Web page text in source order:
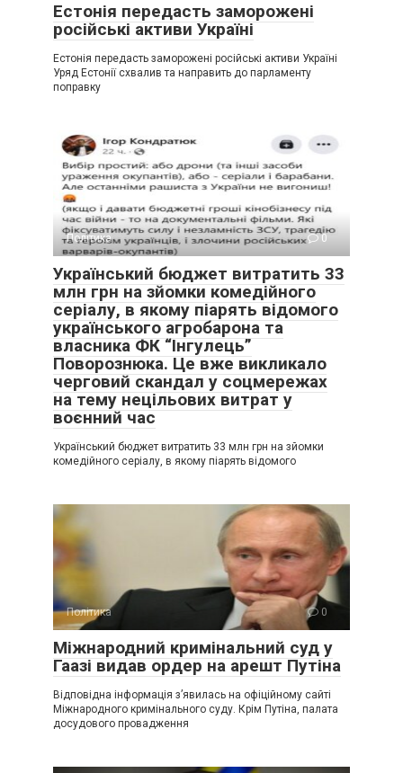
Естонія передасть заморожені
російські активи Україні
Естонія передасть заморожені російські активи Україні
Уряд Естонії схвалив та направить до парламенту
поправку
Політика 0
Український бюджет витратить 33
млн грн на зйомки комедійного
серіалу, в якому піарять відомого
українського агробарона та
власника ФК “Інгулець”
Поворознюка. Це вже викликало
черговий скандал у соцмережах
на тему нецільових витрат у
воєнний час
Український бюджет витратить 33 млн грн на зйомки
комедійного серіалу, в якому піарять відомого
Політика 0
Міжнародний кримінальний суд у
Гаазі видав ордер на арешт Путіна
Відповідна інформація з’явилась на офіційному сайті
Міжнародного кримінального суду. Крім Путіна, палата
досудового провадження